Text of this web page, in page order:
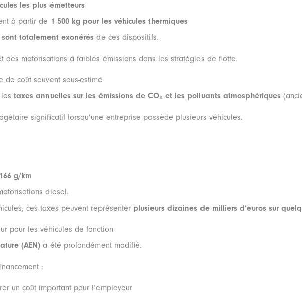
les plus émetteurs
à partir de 1 500 kg pour les véhicules thermiques
sont totalement exonérés de ces dispositifs.
des motorisations à faibles émissions dans les stratégies de flotte.
de coût souvent sous-estimé
taxes annuelles sur les émissions de CO₂ et les polluants atmosphériques
significatif lorsqu’une entreprise possède plusieurs véhicules.
g/km
diesel.
ces taxes peuvent représenter plusieurs dizaines de milliers d’euros sur
pour les véhicules de fonction
(AEN) a été profondément modifié.
:
un coût important pour l’employeur